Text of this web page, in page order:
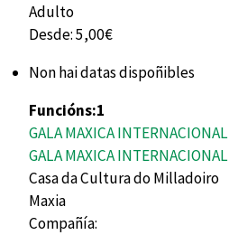
Adulto
Desde:5,00€
Non hai datas dispoñibles
Funcións:1
GALA MAXICA INTERNACIONAL
GALA MAXICA INTERNACIONAL
Casa da Cultura do Milladoiro
Maxia
Compañía: